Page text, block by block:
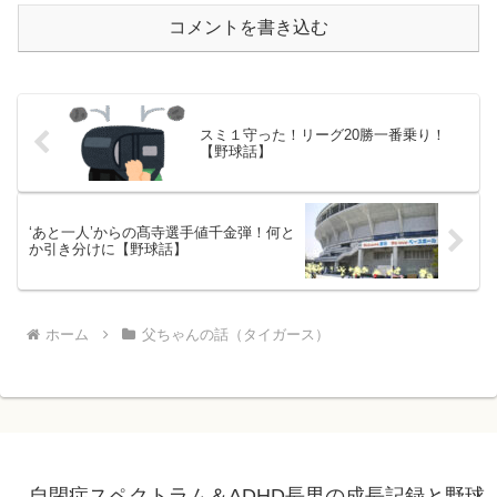
コメントを書き込む
スミ１守った！リーグ20勝一番乗り！
【野球話】
‘あと一人’からの髙寺選手値千金弾！何と
か引き分けに【野球話】
ホーム 父ちゃんの話（タイガース）